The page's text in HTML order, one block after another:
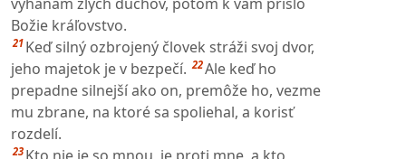
Božie kráľovstvo.
21 Keď silný ozbrojený človek stráži svoj dvor,
jeho majetok je v bezpečí. 22Ale keď ho
prepadne silnejší ako on, premôže ho, vezme
mu zbrane, na ktoré sa spoliehal, a korisť
rozdelí.
23 Kto nie je so mnou, je proti mne, a kto